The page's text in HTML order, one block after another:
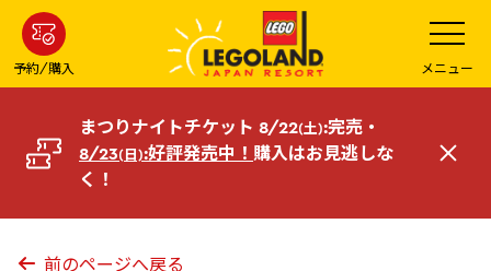
ン
コ
へ
予約/購入
メ
ニ
ュ
ー
を
開
メニュー
まつりナイトチケット 8/22(土):完売・
8/23(日):好評発売中！ 購入はお見逃しな
く！
閉
前のページへ戻る